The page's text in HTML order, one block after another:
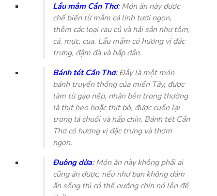
Lẩu mắm Cần Thơ:Món ăn này được
chế biến từ mắm cá linh tươi ngon,
thêm các loại rau củ và hải sản như tôm,
cá, mực, cua. Lẩu mắm có hương vị đặc
trưng, đậm đà và hấp dẫn.
Bánh tét Cần Thơ:Đây là một món
bánh truyền thống của miền Tây, được
làm từ gạo nếp, nhân bên trong thường
là thịt heo hoặc thịt bò, được cuốn lại
trong lá chuối và hấp chín. Bánh tét Cần
Thơ có hương vị đặc trưng và thơm
ngon.
Đuông dừa:Món ăn này không phải ai
cũng ăn được, nếu như bạn không dám
ăn sống thì có thể nướng chín nó lên để